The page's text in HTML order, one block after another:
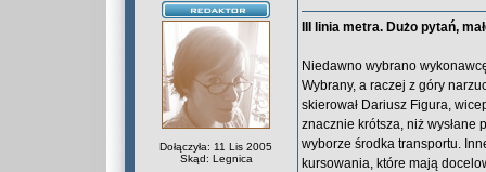
Dołączyła: 11 Lis 2005
Skąd: Legnica
III linia metra. Dużo pytań,
Niedawno wybrano
Wybrany, a raczej z góry
skierował Dariusz Figura,
znacznie krótsza, niż wysłane
wyborze środka transportu.
kursowania, które mają